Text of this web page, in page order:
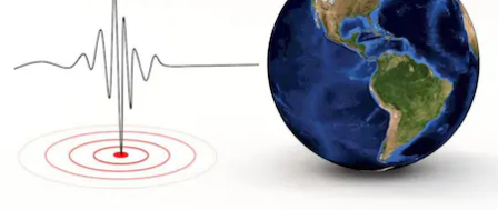
abre en nueva pestaña
México